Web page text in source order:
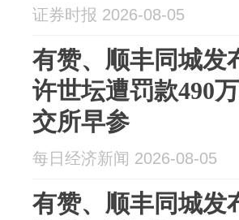
证券时报 2026-08-05
有赞、顺丰同城发
许世坛遭罚款490
交所早参
每日经济新闻 2026-08-05
有赞、顺丰同城发